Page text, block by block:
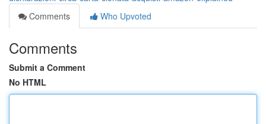
Comments
Who Upvoted
Comments
Submit a Comment
No HTML